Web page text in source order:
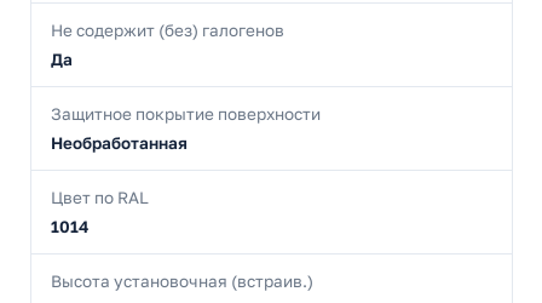
Не содержит (без) галогенов
Да
Защитное покрытие поверхности
Необработанная
Цвет по RAL
1014
Высота установочная (встраив.)